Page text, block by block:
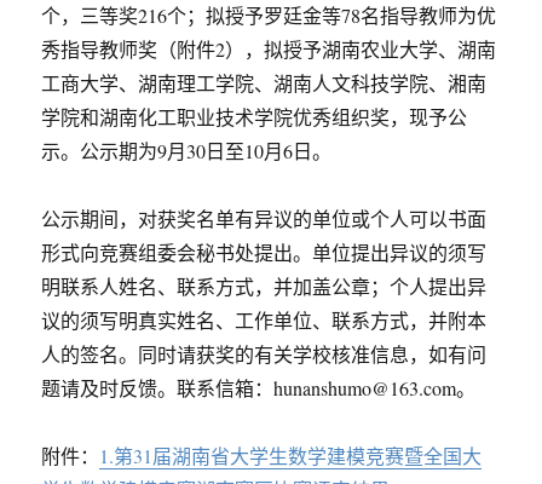
个，三等奖216个；拟授予罗廷金等78名指导教师为优
秀指导教师奖（附件2），拟授予湖南农业大学、湖南
工商大学、湖南理工学院、湖南人文科技学院、湘南
学院和湖南化工职业技术学院优秀组织奖，现予公
示。公示期为9月30日至10月6日。
公示期间，对获奖名单有异议的单位或个人可以书面
形式向竞赛组委会秘书处提出。单位提出异议的须写
明联系人姓名、联系方式，并加盖公章；个人提出异
议的须写明真实姓名、工作单位、联系方式，并附本
人的签名。同时请获奖的有关学校核准信息，如有问
题请及时反馈。联系信箱：hunanshumo@163.com。
附件： 1.第31届湖南省大学生数学建模竞赛暨全国大